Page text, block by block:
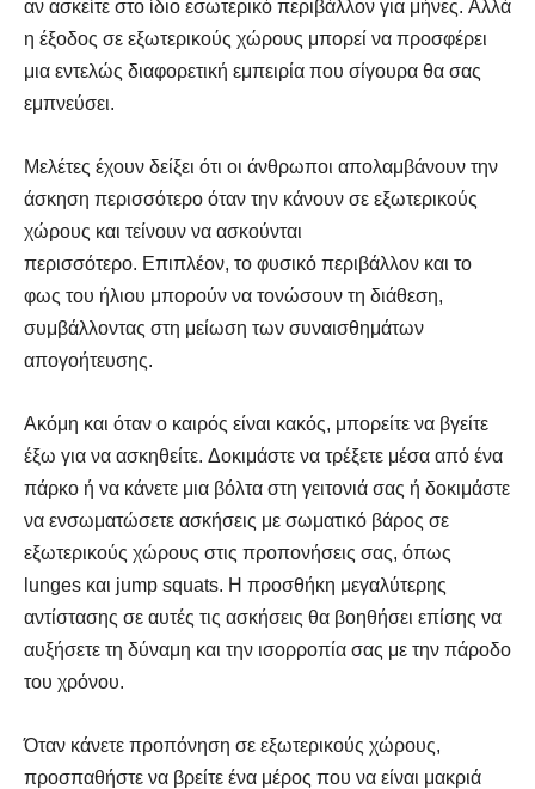
SELF FINDER
Βρες Γυμναστή, Διαιτολόγο,
Αναζήτηση
SELF FINDER
Βρες Γυμναστή, Διαιτολόγο,
Αναζήτηση
αν ασκείτε στο ίδιο εσωτερικό περιβάλλον για μήνες. Αλλά
η έξοδος σε εξωτερικούς χώρους μπορεί να προσφέρει
μια εντελώς διαφορετική εμπειρία που σίγουρα θα σας
εμπνεύσει.
Μελέτες έχουν δείξει ότι οι άνθρωποι απολαμβάνουν την
άσκηση περισσότερο όταν την κάνουν σε εξωτερικούς
χώρους και τείνουν να ασκούνται
περισσότερο. Επιπλέον, το φυσικό περιβάλλον και το
φως του ήλιου μπορούν να τονώσουν τη διάθεση,
συμβάλλοντας στη μείωση των συναισθημάτων
απογοήτευσης.
Ακόμη και όταν ο καιρός είναι κακός, μπορείτε να βγείτε
έξω για να ασκηθείτε. Δοκιμάστε να τρέξετε μέσα από ένα
πάρκο ή να κάνετε μια βόλτα στη γειτονιά σας ή δοκιμάστε
να ενσωματώσετε ασκήσεις με σωματικό βάρος σε
εξωτερικούς χώρους στις προπονήσεις σας, όπως
lunges και jump squats. Η προσθήκη μεγαλύτερης
αντίστασης σε αυτές τις ασκήσεις θα βοηθήσει επίσης να
αυξήσετε τη δύναμη και την ισορροπία σας με την πάροδο
του χρόνου.
Όταν κάνετε προπόνηση σε εξωτερικούς χώρους,
προσπαθήστε να βρείτε ένα μέρος που να είναι μακριά